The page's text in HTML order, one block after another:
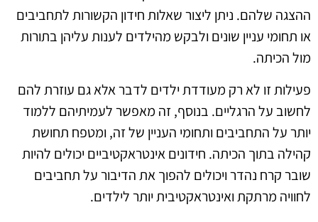
ההצגה שלהם. ניתן ליצור שאלות חידון הקשורות לתחביבים
או תחומי עניין שונים ולבקש מהילדים לענות עליהן בתורות
מול הכיתה.
פעילות זו לא רק מעודדת ילדים לדבר אלא גם עוזרת להם
לחשוב על הרגליים. בנוסף, זה מאפשר לעמיתיהם ללמוד
יותר על התחביבים ותחומי העניין של זה, ומטפח תחושת
קהילה בתוך הכיתה. חידונים אינטראקטיביים יכולים להיות
שובר קרח נהדר ויכולים להפוך את הדיבור על תחביבים
לחוויה מרתקת ואינטראקטיבית יותר לילדים.